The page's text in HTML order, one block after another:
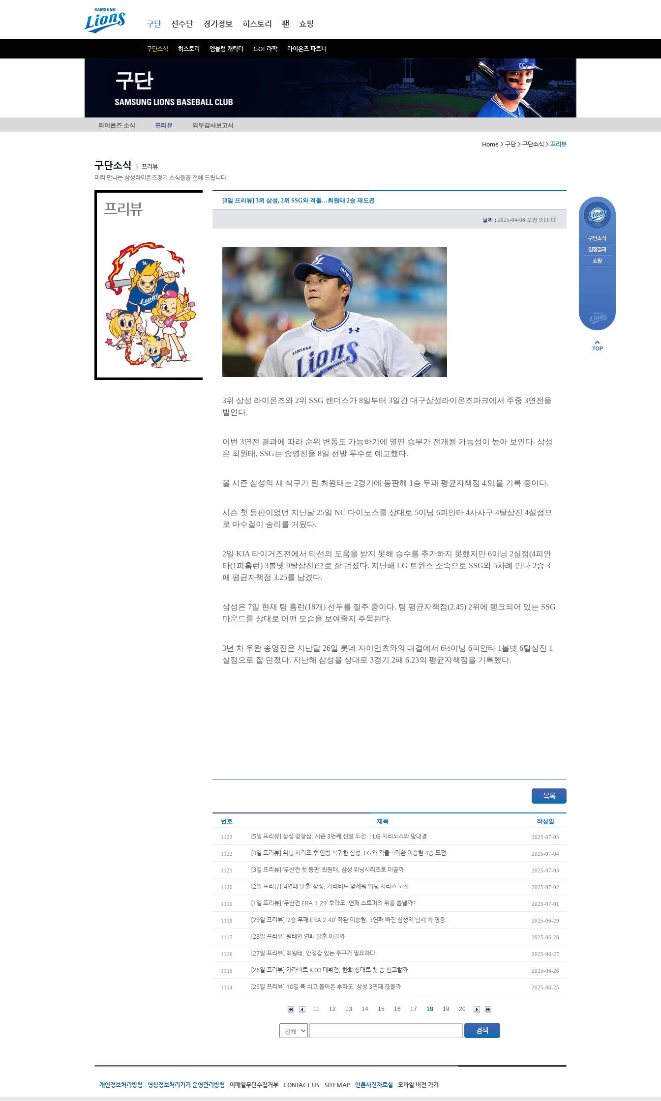
구단
구단소식 히스토리 엠블럼 캐릭터 GO! 라팍 라이온즈 파트너
선수단 경기정보 히스토리 팬 쇼핑
구단
라이온즈 소식 프리뷰 외부감사보고서
Home > 구단 > 구단소식 > 프리뷰
구단소식
프리뷰
미리 만나는 삼성라이온즈경기 소식들을 전해 드립니다.
프리뷰 [8일 프리뷰] 3위 삼성, 2위 SSG와 격돌…최원태 2승 재도전
날짜 : 2025-04-08 오전 9:11:00
3위 삼성 라이온즈와 2위 SSG 랜더스가 8일부터 3일간 대구삼성라이온즈파크에서 주중 3연전을
벌인다.
이번 3연전 결과에 따라 순위 변동도 가능하기에 열띤 승부가 전개될 가능성이 높아 보인다. 삼성
은 최원태, SSG는 송영진을 8일 선발 투수로 예고했다.
올 시즌 삼성의 새 식구가 된 최원태는 2경기에 등판해 1승 무패 평균자책점 4.91을 기록 중이다.
시즌 첫 등판이었던 지난달 25일 NC 다이노스를 상대로 5이닝 6피안타 4사사구 4탈삼진 4실점으
로 마수걸이 승리를 거뒀다.
2일 KIA 타이거즈전에서 타선의 도움을 받지 못해 승수를 추가하지 못했지만 6이닝 2실점(4피안
타(1피홈런) 3볼넷 9탈삼진)으로 잘 던졌다. 지난해 LG 트윈스 소속으로 SSG와 5차례 만나 2승 3
패 평균자책점 3.25를 남겼다.
삼성은 7일 현재 팀 홈런(18개) 선두를 질주 중이다. 팀 평균자책점(2.45) 2위에 랭크되어 있는 SSG
마운드를 상대로 어떤 모습을 보여줄지 주목된다.
3년 차 우완 송영진은 지난달 26일 롯데 자이언츠와의 대결에서 6⅓이닝 6피안타 1볼넷 6탈삼진 1
실점으로 잘 던졌다. 지난해 삼성을 상대로 3경기 2패 6.23의 평균자책점을 기록했다.
번호 제목 작성일
1123 [5일 프리뷰] 삼성 양창섭, 시즌 3번째 선발 도전… LG 치리노스와 맞대결 2025-07-05
1122 [4일 프리뷰] 위닝 시리즈 후 안방 복귀한 삼성, LG와 격돌…좌완 이승현 4승 도전 2025-07-04
1121 [3일 프리뷰] ‘두산전 첫 등판’ 최원태, 삼성 위닝시리즈로 이끌까 2025-07-03
1120 [2일 프리뷰] ‘4연패 탈출’ 삼성, 가라비토 앞세워 위닝 시리즈 도전 2025-07-02
1119 [1일 프리뷰] ‘두산전 ERA 1.29’ 후라도, 연패 스토퍼의 위용 뽐낼까? 2025-07-01
1118 [29일 프리뷰] ‘2승 무패 ERA 2.40’ 좌완 이승현, 3연패 빠진 삼성의 난세 속 영웅.. 2025-06-29
1117 [28일 프리뷰] 원태인 연패 탈출 이끌까 2025-06-28
1116 [27일 프리뷰] 최원태, 안정감 있는 투구가 필요하다 2025-06-27
1115 [26일 프리뷰] 가라비토 KBO 데뷔전, 한화 상대로 첫 승 신고할까 2025-06-26
1114 [25일 프리뷰] 10일 푹 쉬고 돌아온 후라도, 삼성 3연패 끊을까 2025-06-25
11 12 13 14 15 16 17 18 19 20
개인정보처리방침 영상정보처리기기 운영관리방침 이메일무단수집거부 CONTACT US SITEMAP 언론사진자료실 모바일 버전 가기